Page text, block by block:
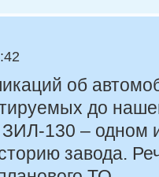
об
до
ЗИЛ-130 – одном
завода.